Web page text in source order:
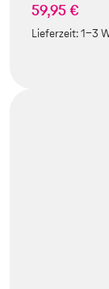
59,95 €
Lieferzeit:1-3